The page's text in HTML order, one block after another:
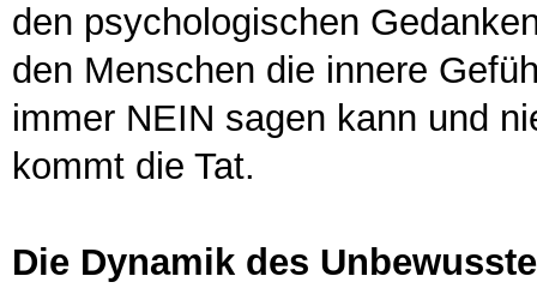
den psychologischen
den Menschen die innere
immer NEIN sagen kann und
kommt die Tat.
Die Dynamik des